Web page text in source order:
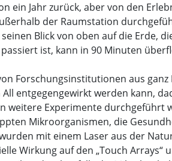
ein Jahr zurück, aber von den
der Raumstation
Blick von oben auf die
ist, kann in 90 Minuten
Forschungsinstitutionen aus
entgegengewirkt werden kann,
Experimente durchgeführt
Mikroorganismen, die
mit einem Laser aus der
Wirkung auf den „Touch